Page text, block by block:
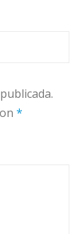
*